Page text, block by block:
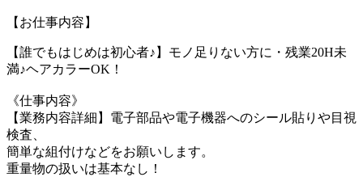
【お仕事内容】
【誰でもはじめは初心者♪】モノ足りない方に・残業20H未
満♪ヘアカラーOK！
《仕事内容》
【業務内容詳細】電子部品や電子機器へのシール貼りや目視
検査、
簡単な組付けなどをお願いします。
重量物の扱いは基本なし！